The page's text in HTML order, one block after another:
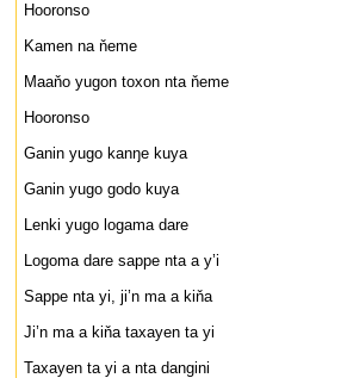
Hooronso
Kamen na ňeme
Maaňo yugon toxon nta ňeme
Hooronso
Ganin yugo kanŋe kuya
Ganin yugo godo kuya
Lenki yugo logama dare
Logoma dare sappe nta a y’i
Sappe nta yi, ji’n ma a kiňa
Ji’n ma a kiňa taxayen ta yi
Taxayen ta yi a nta dangini